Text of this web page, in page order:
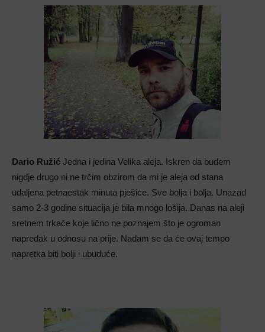
Dario Ružić Jedna i jedina Velika aleja. Iskren da budem
nigdje drugo ni ne trčim obzirom da mi je aleja od stana
udaljena petnaestak minuta pješice. Sve bolja i bolja. Unazad
samo 2-3 godine situacija je bila mnogo lošija. Danas na aleji
sretnem trkače koje lično ne poznajem što je ogroman
napredak u odnosu na prije. Nadam se da će ovaj tempo
napretka biti bolji i ubuduće.